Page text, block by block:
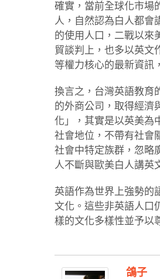
確實，當前全球化市場
人，自然認為白人都會
的使用人口，二戰以來
貿談判上，也多以英文
等權力核心的最新資訊
換言之，台灣英語教育
的外商公司，取得經濟
化」，其實是以英美為
社會地位，不帶有社會
社會中特定族群，忽略
人不斷與歐美白人講英
英語作為世界上強勢的
文化。這些非英語人口
樣的文化多樣性並予以
鴿子